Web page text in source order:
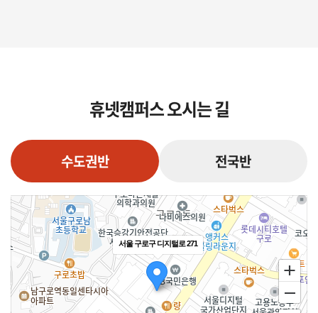
휴넷캠퍼스 오시는 길
수도권반 전국반
서울 구로구 디지털로 271